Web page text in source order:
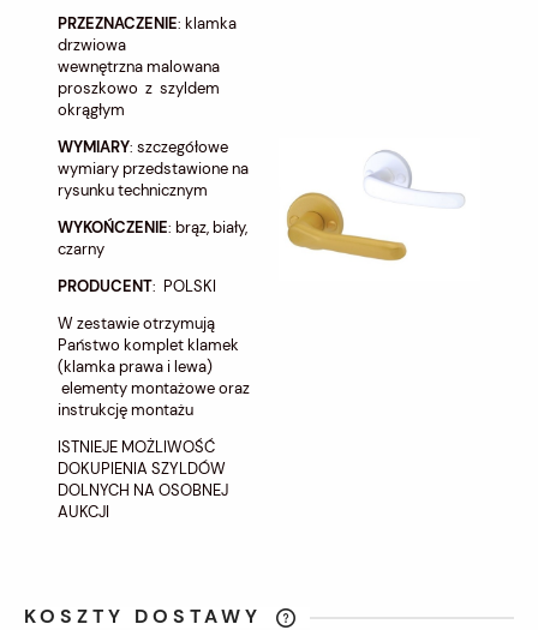
PRZEZNACZENIE: klamka
drzwiowa
wewnętrzna malowana
proszkowo z szyldem
okrągłym
WYMIARY: szczegółowe
wymiary przedstawione na
rysunku technicznym
WYKOŃCZENIE: brąz, biały,
czarny
PRODUCENT: POLSKI
W zestawie otrzymują
Państwo komplet klamek
(klamka prawa i lewa)
elementy montażowe oraz
instrukcję montażu
ISTNIEJE MOŻLIWOŚĆ
DOKUPIENIA SZYLDÓW
DOLNYCH NA OSOBNEJ
AUKCJI
KOSZTY DOSTAWY